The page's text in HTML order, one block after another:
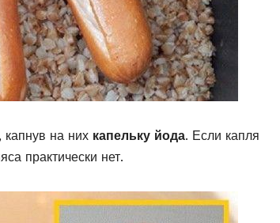
на них капельку йода. Если капля
практически нет.